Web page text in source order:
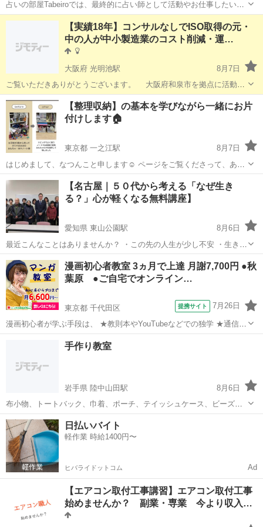
占いの部屋Tabeiroでは、最終的に占い師として活動やお仕事したい仲
間を募集しております。 全国に占い館を広げていき『占いコミュニテ
ィを広げること』を目標としています。 占いのお仕事をして行くのも
いいけれども（チャ...
北海道 札幌市 その他 ひとみ
【実績18年】コンサルなしでISO取得の元・
中の人が中小製造業のコスト削減・運…
大阪府 光明池駅
8月7日
ご覧いただきありがとうございます。 大阪府和泉市を拠点に活動し
ております、個人ISOアドバイザーの京助と申します。 「取引先か
らISOを取れと言われたが、何から手をつけていいか分からない」
「大手のコンサルタント会社の...
大阪 和泉市 光明池駅 その他 コンサル
【整理収納】の基本を学びながら一緒にお片
付けします🏠
東京都 一之江駅
8月7日
はじめまして、なつんこと申します☺️ ページをご覧くださって、あり
がとうございます！ ・お片付けをしたいが何から手を付けたらいか分
に、スッキリ感がない ...
東京 江戸川区 一之江駅 その他 整理収納アドバイザー
【名古屋｜５０代から考える「なぜ生き
る？」心が軽くなる無料講座】
愛知県 東山公園駅
8月6日
最近こんなことはありませんか？ ・この先の人生が少し不安 ・生きる
意味を考えることが増えた ・心を落ち着けたい そんな方のための無料
講座です。 これからの人生、 あなたは何を支えに生きていきますか。
元気で過ごしていても、...
愛知 名古屋市 東山公園駅 その他 講座
漫画初心者教室 3ヵ月で上達 月謝7,700円 ●秋
葉原 ●ご自宅でオンライン…
東京都 千代田区 提携サイト 7月26日
漫画初心者が学ぶ手段は、 ★教則本やYouTubeなどでの独学 ★通信教
育で学ぶ ★漫画教室に通う のいずれかです。 それぞれの長所と欠点
は 【教則本やYou Tubeなどでの独学】 費用もかからないし、いつで
千代田区 その他
手作り教室
岩手県 陸中山田駅
8月6日
布小物、トートバック、巾着、ポーチ、テイッシュケース、ビーズ、
ラッピング、水引のアクセサリー他
岩手 下閉伊郡 陸中山田駅
日払いバイト
軽作業 時給1400円〜
ヒバライドットコム Ad
【エアコン取付工事講習】エアコン取付工事
始めませんか？ 副業・専業 今より収入…